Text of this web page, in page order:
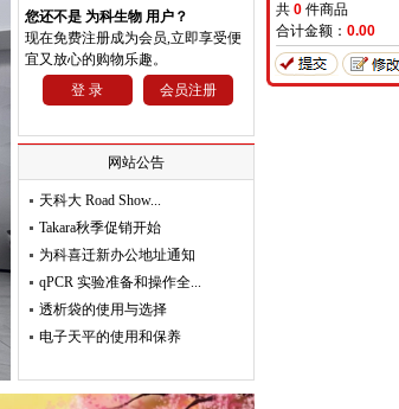
您还不是 为科生物 用户？
现在免费注册成为会员,立即享受便
宜又放心的购物乐趣。
登 录
会员注册
网站公告
天科大 Road Show...
Takara秋季促销开始
为科喜迁新办公地址通知
qPCR 实验准备和操作全...
透析袋的使用与选择
电子天平的使用和保养
共 0 件商品
合计金额： 0.00